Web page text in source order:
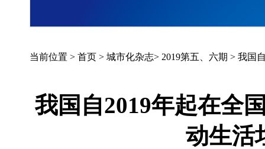
当前位置 > 首页 > 城市化杂志> 2019第五、六期 > 我国
我国自2019年起在全
动生活